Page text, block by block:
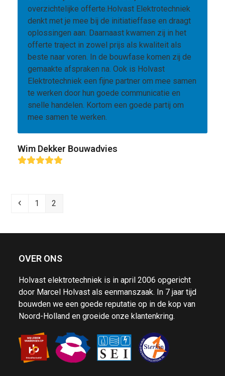
overzichtelijke offerte.Holvast Elektrotechniek
denkt met je mee bij de initiatieffase en draagt
oplossingen aan. Daarnaast kwamen zij in het
offerte traject in zowel prijs als kwaliteit als
beste naar voren. In de bouwfase komen zij de
gemaakte afspraken na. Ook is Holvast
Elektrotechniek een fijne partner om mee samen
te werken door hun goede communicatie en
snelle handelen. Kortom een goede partij om
mee samen te werken.
Wim Dekker Bouwadvies
Rating:
Previous
Page
1 Page
2
OVER ONS
Holvast elektrotechniek is in april 2006 opgericht
door Marcel Holvast als eenmanszaak. In 7 jaar tijd
bouwden we een goede reputatie op in de kop van
Noord-Holland en groeide onze klantenkring.